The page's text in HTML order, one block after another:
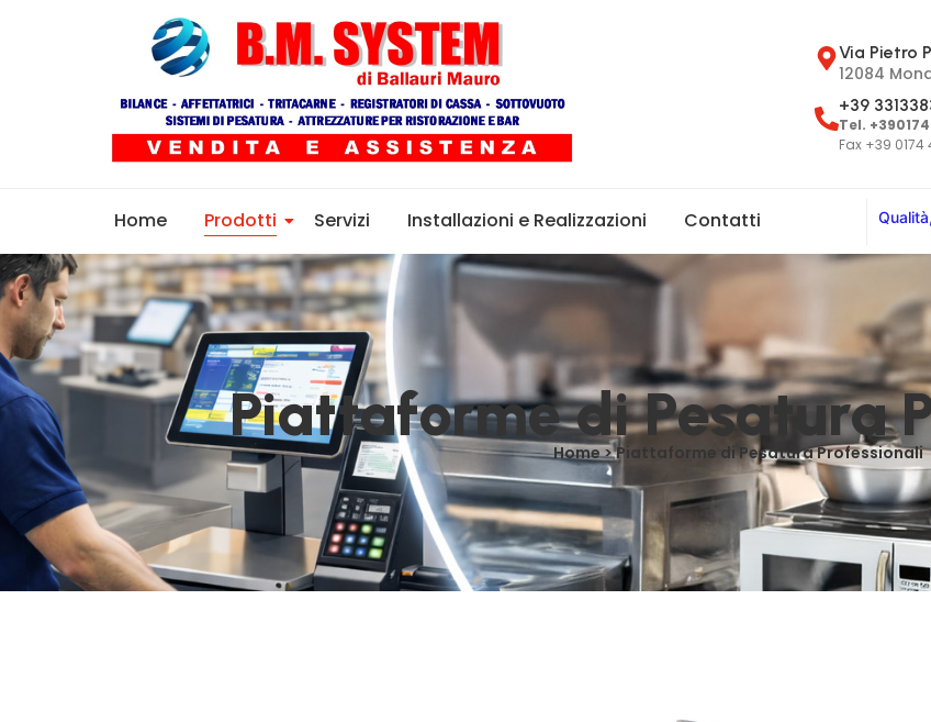
Via Pietro
12084
+39
Tel.
Fax +39
Home Prodotti Servizi Installazioni e Realizzazioni Contatti Qualità,
Piattaforme di Pesatura
Home > Piattaforme di Pesatura Professionali